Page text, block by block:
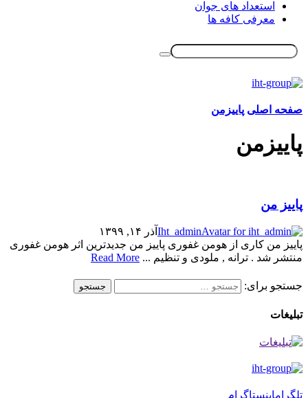
استعداد های جوان
معرفی کافه ها
صفحه اصلی پاییزمن
پاییزمن
پاییز من
Iht_admin آذر ۱۴, ۱۳۹۹
پاییز من کاری از هومن غفوری پاییز من جدیدترین اثر هومن غفوری
منتشر شد . ترانه , ملودی و تنظیم ... Read More
جستجو برای: جستجو
تبلیغات
تلگراماینستاگرام